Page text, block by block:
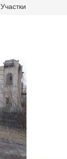
Участки